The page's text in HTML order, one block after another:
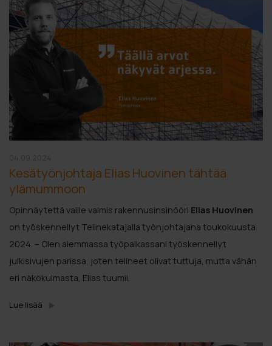
Kesätyönjohtaja Elias Huovinen tähtää
ylämummoon
Opinnäytettä vaille valmis rakennusinsinööri Elias Huovinen
on työskennellyt Telinekatajalla työnjohtajana toukokuusta
2024. – Olen aiemmassa työpaikassani työskennellyt
julkisivujen parissa, joten telineet olivat tuttuja, mutta vähän
eri näkökulmasta, Elias tuumii.
Lue lisää